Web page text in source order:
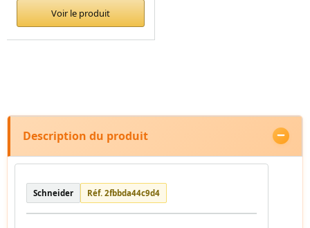
Voir le produit
Description du produit
Schneider Réf. 2fbbda44c9d4